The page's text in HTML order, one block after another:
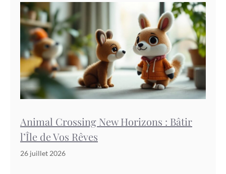
Animal Crossing New Horizons : Bâtir
l’Île de Vos Rêves
26 juillet 2026